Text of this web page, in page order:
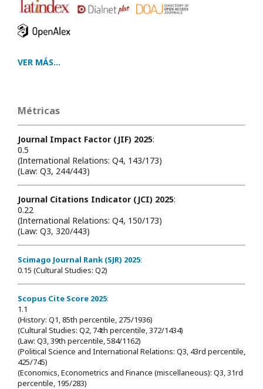
VER MÁS...
Métricas
Journal Impact Factor (JIF) 2025:
0.5
(International Relations: Q4, 143/173)
(Law: Q3, 244/443)
Journal Citations Indicator (JCI) 2025:
0.22
(International Relations: Q4, 150/173)
(Law: Q3, 320/443)
Scimago Journal Rank (SJR) 2025:
0.15 (Cultural Studies: Q2)
Scopus Cite Score 2025:
1.1
(History: Q1, 85th percentile, 275/1936)
(Cultural Studies: Q2, 74th percentile, 372/1434)
(Law: Q3, 39th percentile, 584/1162)
(Political Science and International Relations: Q3, 43rd percentile,
425/745)
(Economics, Econometrics and Finance (miscellaneous): Q3, 31rd
percentile, 195/283)